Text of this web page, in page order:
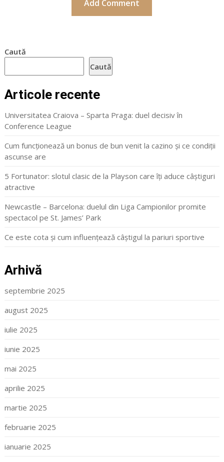
Caută
Caută
Articole recente
Universitatea Craiova – Sparta Praga: duel decisiv în
Conference League
Cum funcționează un bonus de bun venit la cazino și ce condiții
ascunse are
5 Fortunator: slotul clasic de la Playson care îți aduce câștiguri
atractive
Newcastle – Barcelona: duelul din Liga Campionilor promite
spectacol pe St. James’ Park
Ce este cota și cum influențează câștigul la pariuri sportive
Arhivă
septembrie 2025
august 2025
iulie 2025
iunie 2025
mai 2025
aprilie 2025
martie 2025
februarie 2025
ianuarie 2025